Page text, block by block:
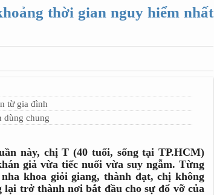
thời gian nguy hiểm nhất
từ gia đình
dùng chung
này, chị T (40 tuổi, sống tại TP.HCM)
giả vừa tiếc nuối vừa suy ngẫm. Từng
khoa giỏi giang, thành đạt, chị không
trở thành nơi bắt đầu cho sự đổ vỡ của